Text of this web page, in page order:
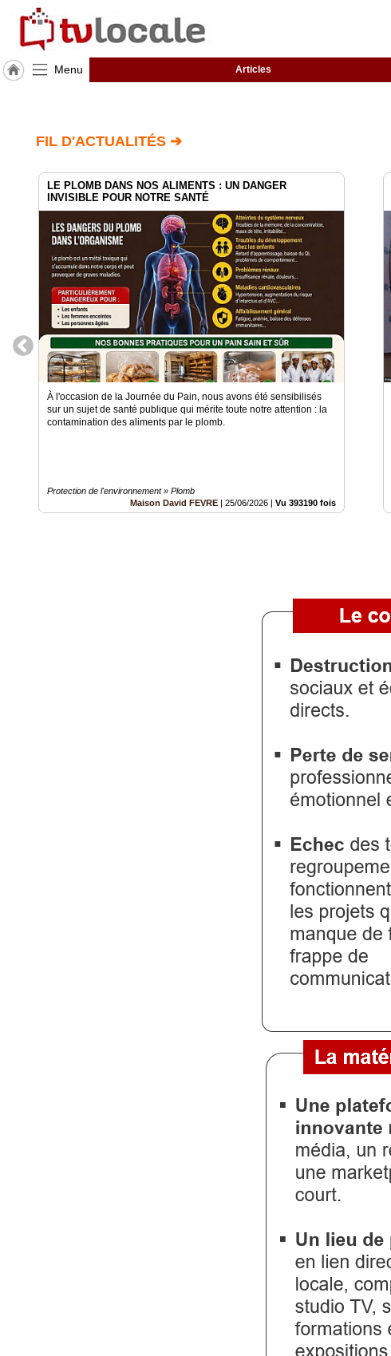
Menu Articles
RUBRIQUES
Gazette
annuaire
FIL D'ACTUALITÉS ➔
LE PLOMB DANS NOS ALIMENTS : UN DANGER
INVISIBLE POUR NOTRE SANTÉ
À l'occasion de la Journée du Pain, nous avons été sensibilisés
sur un sujet de santé publique qui mérite toute notre attention : la
contamination des aliments par le plomb.
Protection de l'environnement » Plomb
Maison David FEVRE | 25/06/2026 | Vu 393190 fois